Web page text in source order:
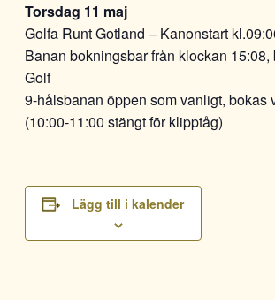
Torsdag 11 maj
Golfa Runt Gotland – Kanonstart
Banan bokningsbar från klockan 15:08,
Golf
9-hålsbanan öppen som vanligt, bokas
(10:00-11:00 stängt för klipptåg)
Lägg till i kalender